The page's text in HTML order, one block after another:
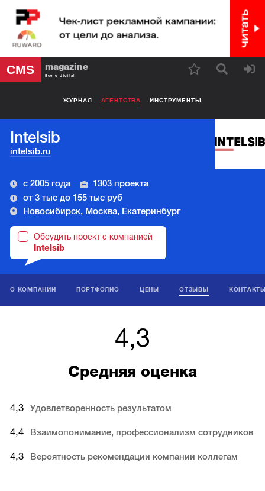
CMS magazine
Все о digital
ЖУРНАЛ АГЕНТСТВА ИНСТРУМЕНТЫ
Intelsib
intelsib.ru
с 2005 года
1303 проекта
от 3 тыс до 155 тыс руб
Новосибирск, Москва, Екатеринбург
Обсудить проект с компанией
Intelsib
О КОМПАНИИ ПОРТФОЛИО ЦЕНЫ ОТЗЫВЫ
4,3
Средняя оценка
4,3 Удовлетворенность результатом
4,4 Взаимопонимание, профессионализм сотрудников
4,3 Вероятность рекомендации компании коллегам